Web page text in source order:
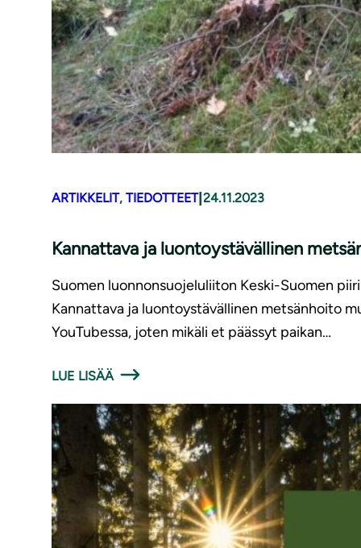
ARTIKKELIT, TIEDOTTEET|24.11.2023
Kannattava ja luon­to­ys­tä­väl­li­nen
Suomen luonnonsuojeluliiton Keski-Suomen
Kannattava ja luontoystävällinen metsänhoito
YouTubessa, joten mikäli et päässyt paikan…
LUE LISÄÄ